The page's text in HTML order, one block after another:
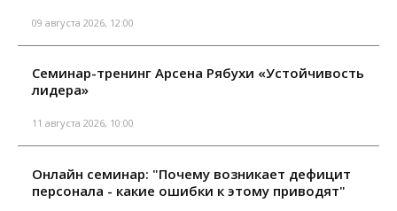
09 августа 2026, 12:00
Семинар-тренинг Арсена Рябухи «Устойчивость
лидера»
11 августа 2026, 10:00
Онлайн семинар: "Почему возникает дефицит
персонала - какие ошибки к этому приводят"